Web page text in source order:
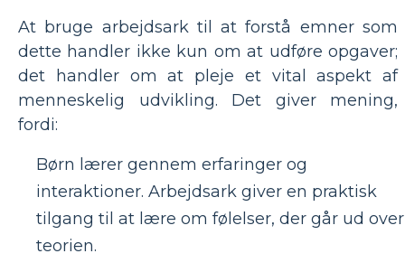
At bruge arbejdsark til at forstå emner som
dette handler ikke kun om at udføre opgaver;
det handler om at pleje et vital aspekt af
menneskelig udvikling. Det giver mening,
fordi:
Børn lærer gennem erfaringer og
interaktioner. Arbejdsark giver en praktisk
tilgang til at lære om følelser, der går ud over
teorien.